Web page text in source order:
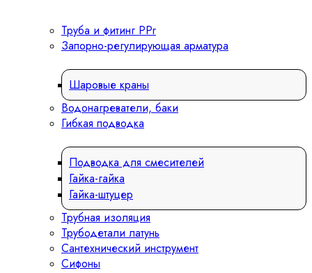
Труба и фитинг PPr
Запорно-регулирующая арматура
Шаровые краны
Водонагреватели, баки
Гибкая подводка
Подводка для смесителей
Гайка-гайка
Гайка-штуцер
Трубная изоляция
Трубодетали латунь
Сантехнический инструмент
Сифоны